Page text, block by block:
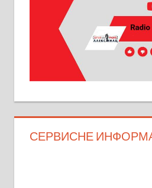
СЕРВИСНЕ